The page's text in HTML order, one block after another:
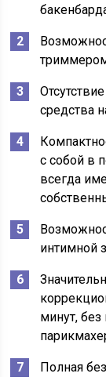
средства
с собой в
всегда
интимной
минут, без
Полная